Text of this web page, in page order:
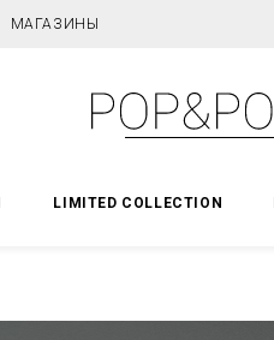
МАГАЗИНЫ
LIMITED COLLECTION